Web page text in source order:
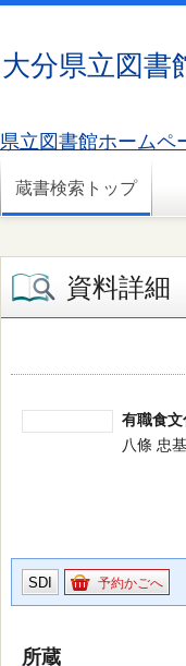
大分県立図
県立図書館ホームペ
蔵書検索トップ
資料詳細
有職食
八條 忠
SDI 予約かごへ
所蔵